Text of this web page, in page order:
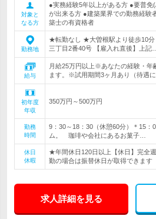
対象と
なる方
●実務経験5年以上がある方 ●要普免
が出来る方 ●建築業界での勤務経験
築士の有資格者
勤務地
★転勤なし ★大曽根駅より徒歩10分
三丁目2番40号 【雇入れ直後】上記…
給与
月給25万円以上※あなたの経験・年
ます。※試用期間3ヶ月あり（待遇に
初年度
年収
350万円～500万円
勤務
時間
9：30～18：30（休憩60分）＊15：
ム。 珈琲や会社にあるお菓子…
休日
休暇
★年間休日120日以上【休日】完全
勤の場合は振替休日が取得できます
求人詳細を見る